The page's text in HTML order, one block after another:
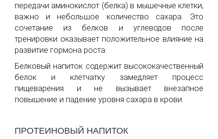
передачи аминокислот (белка) в мышечные клетки,
важно и небольшое количество сахара. Это
сочетание из белков и углеводов после
тренировки оказывает положительное влияние на
развитие гормона роста.
Белковый напиток содержит высококачественный
белок и клетчатку замедляет процесс
пищеварения и не вызывает внезапное
повышение и падение уровня сахара в крови.
ПРОТЕИНОВЫЙ НАПИТОК